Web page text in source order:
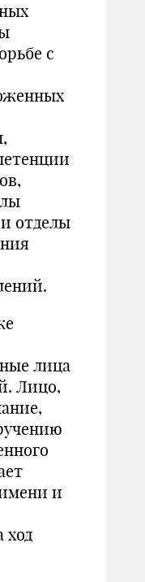
с
отделы
лица
Лицо,
и
ход